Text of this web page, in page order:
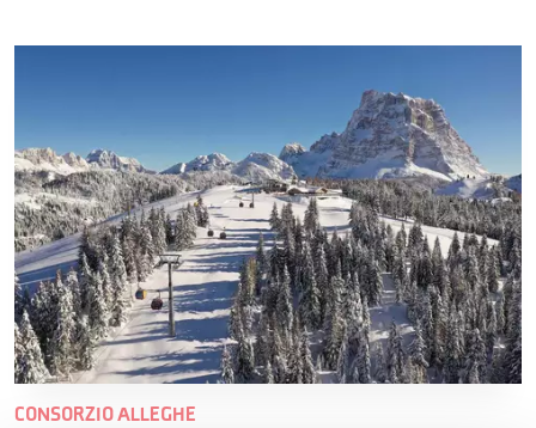
CONSORZIO ALLEGHE